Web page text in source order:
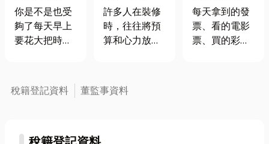
眉！一次搞懂
霧眉、飄眉、
飄霧眉差異
你是不是也受
夠了每天早上
要花大把時間
美容項目或許
能幫你擺脫這
眉是永久的
發的結構危
機！忽略這件
事，維修費將
許多人在裝修
時，往往將預
算和心力放在
略了那個看不
見、但至關重
問！保存技巧
與高雄廠商報
你知
每天拿到的發
票、看的電影
票、買的彩
稅籍登記資料 董監事資料